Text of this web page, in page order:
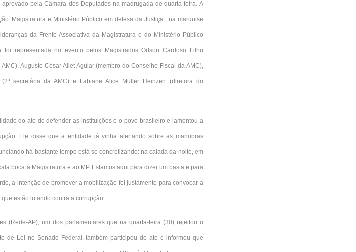
pela Câmara dos Deputados na madrugada de quarta-feira. A
Magistratura e Ministério Público em defesa da Justiça”, na marquise
da Frente Associativa da Magistratura e do Ministério Público
foi representada no evento pelos Magistrados Odson Cardoso Filho
Augusto César Allet Aguiar (membro do Conselho Fiscal da AMC),
secretária da AMC) e Fabiane Alice Müller Heinzen (diretora do
do ato de defender as instituições e o povo brasileiro e lamentou a
Ele disse que a entidade já vinha alertando sobre as manobras
há bastante tempo está se concretizando: na calada da noite, em
boca à Magistratura e ao MP. Estamos aqui para dizer um basta e para
a intenção de promover a mobilização foi justamente para convocar a
estão lutando contra a corrupção.
(Rede-AP), um dos parlamentares que na quarta-feira (30) rejeitou o
de Lei no Senado Federal, também participou do ato e informou que